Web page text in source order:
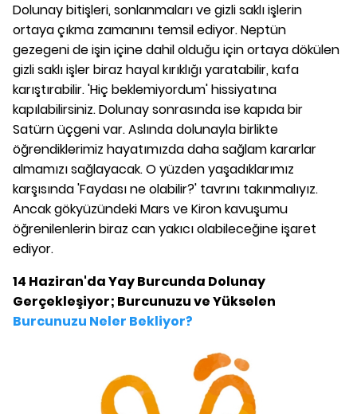
Dolunay bitişleri, sonlanmaları ve gizli saklı işlerin
ortaya çıkma zamanını temsil ediyor. Neptün
gezegeni de işin içine dahil olduğu için ortaya dökülen
gizli saklı işler biraz hayal kırıklığı yaratabilir, kafa
karıştırabilir. 'Hiç beklemiyordum' hissiyatına
kapılabilirsiniz. Dolunay sonrasında ise kapıda bir
Satürn üçgeni var. Aslında dolunayla birlikte
öğrendiklerimiz hayatımızda daha sağlam kararlar
almamızı sağlayacak. O yüzden yaşadıklarımız
karşısında 'Faydası ne olabilir?' tavrını takınmalıyız.
Ancak gökyüzündeki Mars ve Kiron kavuşumu
öğrenilenlerin biraz can yakıcı olabileceğine işaret
ediyor.
14 Haziran'da Yay Burcunda Dolunay
Gerçekleşiyor; Burcunuzu ve Yükselen
Burcunuzu Neler Bekliyor?